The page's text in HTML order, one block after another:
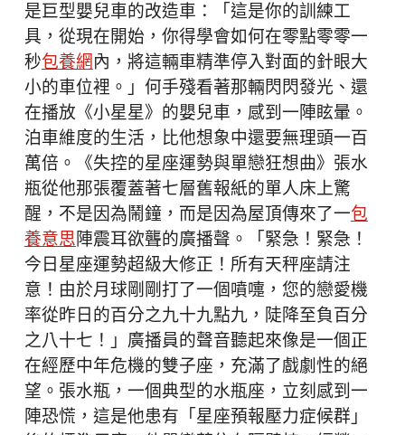
是巨型嬰兒車的改造車：「這是你的訓練工
具，從現在開始，你得學會如何在零點零零一
秒包養網內，將這輛車精準停入對面的針眼大
小的車位裡。」何手殘看著那輛閃閃發光、還
在播放《小星星》的嬰兒車，感到一陣眩暈。
泊車維度的生活，比他想象中還要無理頭一百
萬倍。《失控的星座運勢與單戀狂想曲》張水
瓶從他那張覆蓋著七層舊報紙的單人床上驚
醒，不是因為鬧鐘，而是因為屋頂傳來了一包
養意思陣震耳欲聾的廣播聲。「緊急！緊急！
今日星座運勢超級大修正！所有天秤座請注
意！由於月球剛剛打了一個噴嚏，您的戀愛機
率從昨日的百分之九十九點九，陡降至負百分
之八十七！」廣播員的聲音聽起來像是一個正
在經歷中年危機的雙子座，充滿了戲劇性的絕
望。張水瓶，一個典型的水瓶座，立刻感到一
陣恐慌，這是他患有「星座預報壓力症候群」